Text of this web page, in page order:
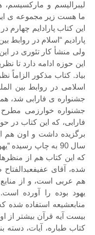
لیبرالیسم و
ما هست زیر مجموعه ی
این کتاب پارادایم چهارم
پارادیم “اسلام در روابط
ولی منشأ کار تئوری در
این حوزه ادامه دارد تا
بیاد. کتاب مذکور الزاماً
جشنواره ی فارابی شد،
جشنواره خوارزمی
فارابی، که این کتاب در
برگزیده داشت و اون هم
سال 90 به چاپ رسیده
که این کتاب هم از
شده، آقای
هم عربی است، و از
یهود بوده را آورده
منابعشیعه استفاده شده
بیست آیه قرآن بیشتر از
کتاب طباره، آیات، دسته